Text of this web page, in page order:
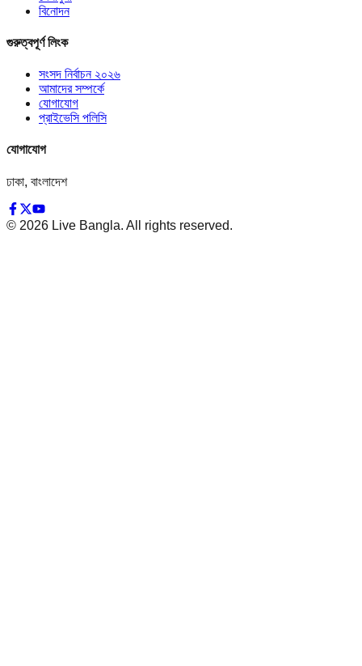
বিনোদন
গুরুত্বপূর্ণ লিংক
সংসদ নির্বাচন ২০২৬
আমাদের সম্পর্কে
যোগাযোগ
প্রাইভেসি পলিসি
যোগাযোগ
ঢাকা, বাংলাদেশ
© 2026 Live Bangla. All rights reserved.